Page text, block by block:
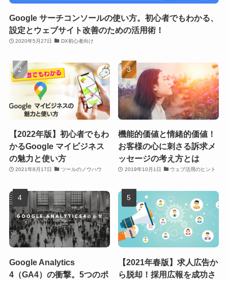
Google サーチコンソールの使い方。初心者でもわかる、
設定とウェブサイト改善のための活用術！
2020年5月27日 DX初心者向け
【2022年版】初心者でもわ
かるGoogle マイビジネス
の魅力と使い方
2021年8月17日 ツールのノウハウ
機能的価値と情緒的価値！
お客様の心に刺さる訴求メ
ッセージの考え方とは
2019年10月1日 ウェブ活用のヒント
Google Analytics
4（GA4）の衝撃。5つのポ
【2021年春版】求人広告か
ら脱却！採用広報を成功さ